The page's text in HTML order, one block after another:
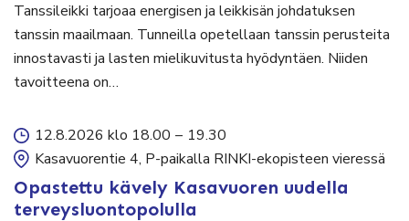
Tanssileikki tarjoaa energisen ja leikkisän johdatuksen
tanssin maailmaan. Tunneilla opetellaan tanssin perusteita
innostavasti ja lasten mielikuvitusta hyödyntäen. Niiden
tavoitteena on…
12.8.2026 klo 18.00 – 19.30
Kasavuorentie 4, P-paikalla RINKI-ekopisteen vieressä
Opastettu kävely Kasavuoren uudella
terveysluontopolulla